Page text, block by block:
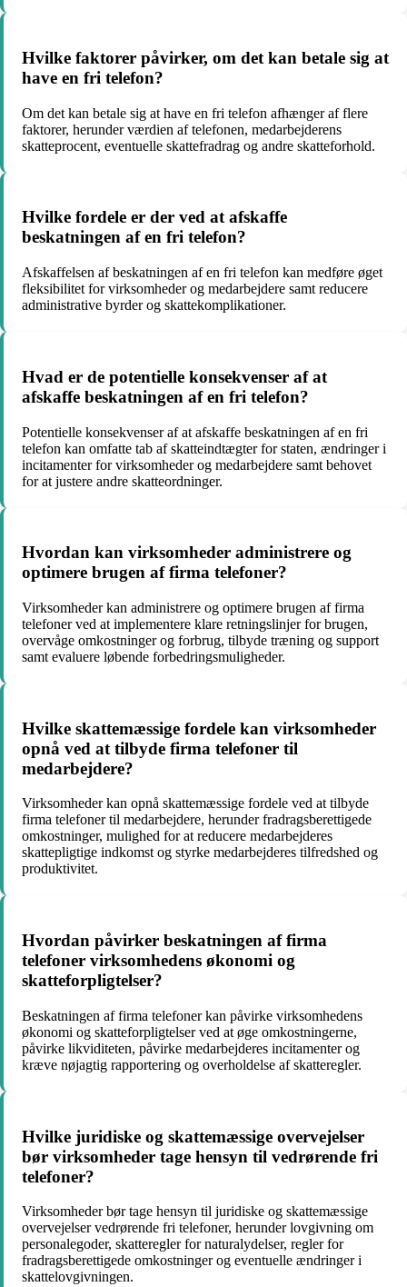
Hvilke faktorer påvirker, om det kan betale sig at
have en fri telefon?
Om det kan betale sig at have en fri telefon afhænger af flere
faktorer, herunder værdien af telefonen, medarbejderens
skatteprocent, eventuelle skattefradrag og andre skatteforhold.
Hvilke fordele er der ved at afskaffe
beskatningen af en fri telefon?
Afskaffelsen af beskatningen af en fri telefon kan medføre øget
fleksibilitet for virksomheder og medarbejdere samt reducere
administrative byrder og skattekomplikationer.
Hvad er de potentielle konsekvenser af at
afskaffe beskatningen af en fri telefon?
Potentielle konsekvenser af at afskaffe beskatningen af en fri
telefon kan omfatte tab af skatteindtægter for staten, ændringer i
incitamenter for virksomheder og medarbejdere samt behovet
for at justere andre skatteordninger.
Hvordan kan virksomheder administrere og
optimere brugen af ​​firma telefoner?
Virksomheder kan administrere og optimere brugen af firma
telefoner ved at implementere klare retningslinjer for brugen,
overvåge omkostninger og forbrug, tilbyde træning og support
samt evaluere løbende forbedringsmuligheder.
Hvilke skattemæssige fordele kan virksomheder
opnå ved at tilbyde firma telefoner til
medarbejdere?
Virksomheder kan opnå skattemæssige fordele ved at tilbyde
firma telefoner til medarbejdere, herunder fradragsberettigede
omkostninger, mulighed for at reducere medarbejderes
skattepligtige indkomst og styrke medarbejderes tilfredshed og
produktivitet.
Hvordan påvirker beskatningen af ​​firma
telefoner virksomhedens økonomi og
skatteforpligtelser?
Beskatningen af firma telefoner kan påvirke virksomhedens
økonomi og skatteforpligtelser ved at øge omkostningerne,
påvirke likviditeten, påvirke medarbejderes incitamenter og
kræve nøjagtig rapportering og overholdelse af skatteregler.
Hvilke juridiske og skattemæssige overvejelser
bør virksomheder tage hensyn til vedrørende fri
telefoner?
Virksomheder bør tage hensyn til juridiske og skattemæssige
overvejelser vedrørende fri telefoner, herunder lovgivning om
personalegoder, skatteregler for naturalydelser, regler for
fradragsberettigede omkostninger og eventuelle ændringer i
skattelovgivningen.